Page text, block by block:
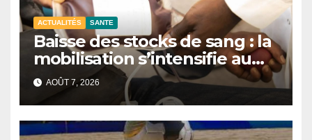
ACTUALITÉS SANTE
Baisse des stocks de sang : la
mobilisation s’intensifie au
CNTS de Dakar.
AOÛT 7, 2026